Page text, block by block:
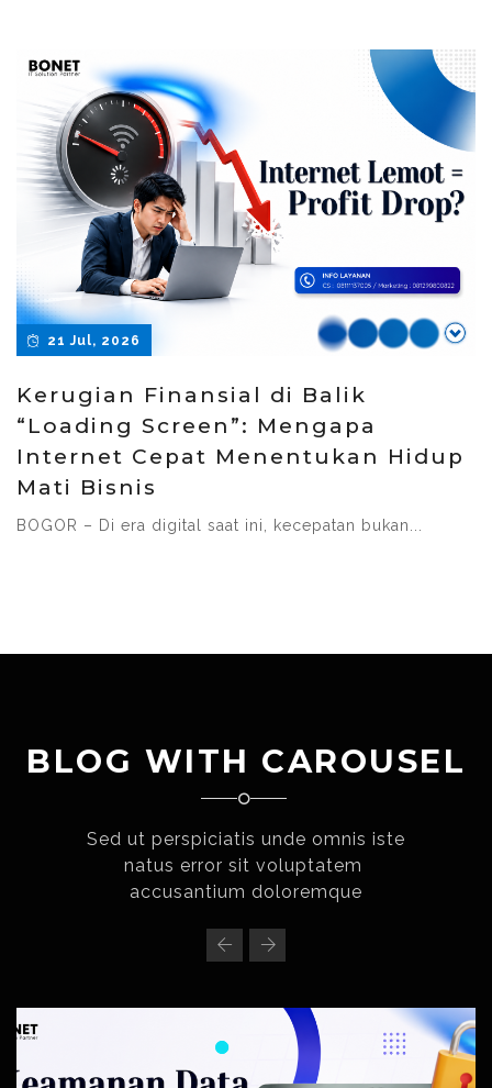
21 Jul, 2026
Kerugian Finansial di Balik
“Loading Screen”: Mengapa
Internet Cepat Menentukan Hidup
Mati Bisnis
BOGOR – Di era digital saat ini, kecepatan bukan...
BLOG WITH CAROUSEL
Sed ut perspiciatis unde omnis iste
natus error sit voluptatem
accusantium doloremque